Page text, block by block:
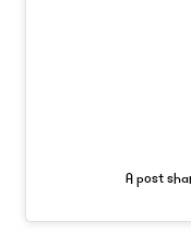
A post